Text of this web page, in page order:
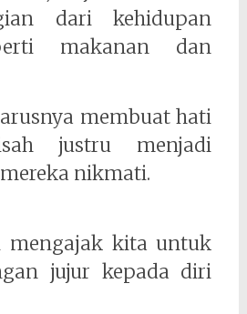
dari kehidupan
makanan dan
membuat hati
justru menjadi
nikmati.
mengajak kita untuk
jujur kepada diri